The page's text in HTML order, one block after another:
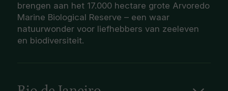
brengen aan het 17.000 hectare grote Arvoredo
Marine Biological Reserve – een waar
natuurwonder voor liefhebbers van zeeleven
en biodiversiteit.